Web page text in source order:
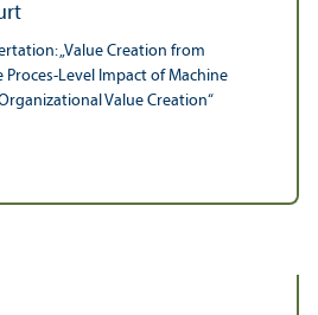
„Value Creation from
Proces-Level Impact of Machine
Value Creation“